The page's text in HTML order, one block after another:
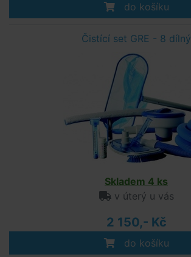
do košíku
Čistící set GRE - 8 dílný
Skladem 4 ks
v úterý u vás
2 150,- Kč
do košíku